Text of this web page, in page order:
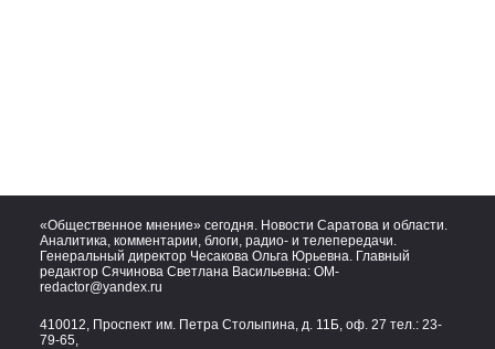
«Общественное мнение» сегодня. Новости Саратова и области.
Аналитика, комментарии, блоги, радио- и телепередачи.
Генеральный директор Чесакова Ольга Юрьевна. Главный
редактор Сячинова Светлана Васильевна: OM-
redactor@yandex.ru
410012, Проспект им. Петра Столыпина, д. 11Б, оф. 27 тел.: 23-
79-65,